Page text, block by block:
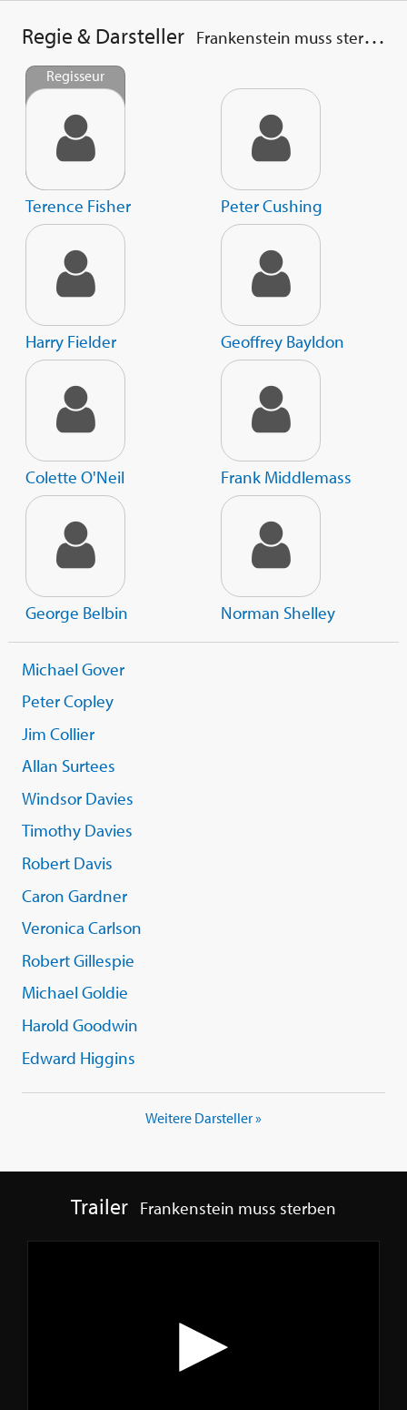
Regie & Darsteller Frankenstein muss sterben
Regisseur
Terence Fisher Peter Cushing
Harry Fielder Geoffrey Bayldon
Colette O'Neil Frank Middlemass
George Belbin Norman Shelley
Michael Gover
Peter Copley
Jim Collier
Allan Surtees
Windsor Davies
Timothy Davies
Robert Davis
Caron Gardner
Veronica Carlson
Robert Gillespie
Michael Goldie
Harold Goodwin
Edward Higgins
Weitere Darsteller »
Trailer Frankenstein muss sterben